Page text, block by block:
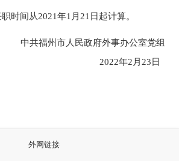
间从2021年1月21日起计算。
中共福州市人民政府外事办公室党组
2022年2月23日
外网链接